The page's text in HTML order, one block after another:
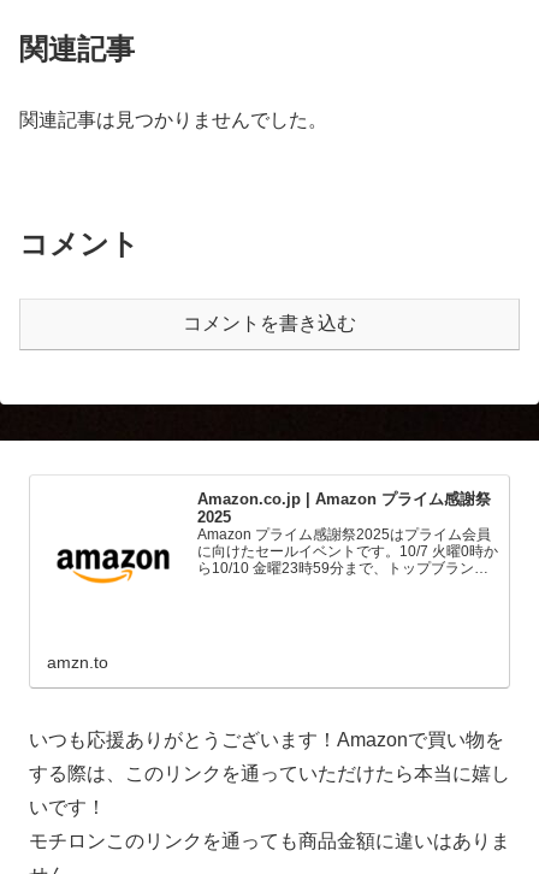
関連記事
関連記事は見つかりませんでした。
コメント
コメントを書き込む
Amazon.co.jp | Amazon プライム感謝祭
2025
Amazon プライム感謝祭2025はプライム会員
に向けたセールイベントです。10/7 火曜0時か
ら10/10 金曜23時59分まで、トップブランド
amzn.to
いつも応援ありがとうございます！Amazonで買い物を
する際は、このリンクを通っていただけたら本当に嬉し
いです！
モチロンこのリンクを通っても商品金額に違いはありま